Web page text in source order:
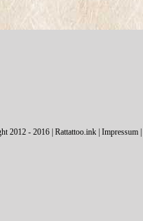
2012 - 2016 | Rattattoo.ink | Impressum